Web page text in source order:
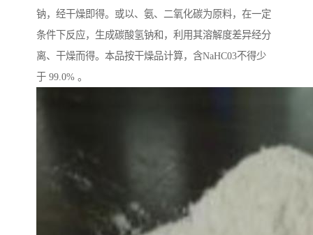
钠，经干燥即得。或以、氨、二氧化碳为原料，在一定
条件下反应，生成碳酸氢钠和，利用其溶解度差异经分
离、干燥而得。本品按干燥品计算，含NaHC03不得少
于 99.0% 。